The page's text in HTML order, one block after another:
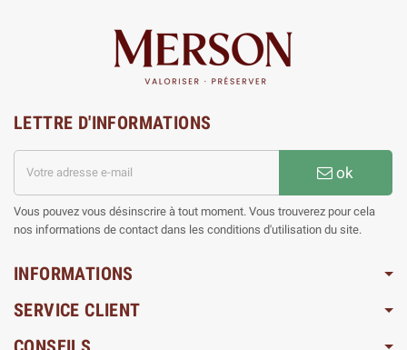
LETTRE D'INFORMATIONS
ok
Vous pouvez vous désinscrire à tout moment. Vous trouverez pour cela
nos informations de contact dans les conditions d'utilisation du site.
INFORMATIONS
SERVICE CLIENT